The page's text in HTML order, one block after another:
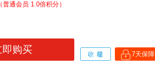
（普通会员 1.0倍积分）
7天保障